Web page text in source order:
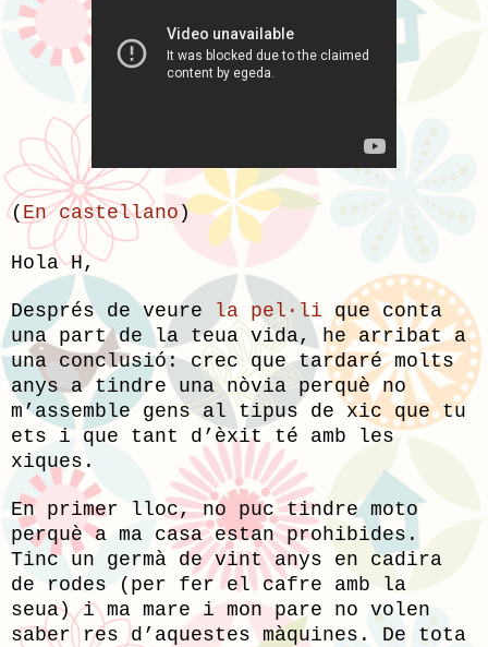
( En castellano )
Hola H,
Després de veure la pel·li que conta
una part de la teua vida, he arribat a
una conclusió: crec que tardaré molts
anys a tindre una nòvia perquè no
m’assemble gens al tipus de xic que tu
ets i que tant d’èxit té amb les
xiques.
En primer lloc, no puc tindre moto
perquè a ma casa estan prohibides.
Tinc un germà de vint anys en cadira
de rodes (per fer el cafre amb la
seua) i ma mare i mon pare no volen
saber res d’aquestes màquines. De tota